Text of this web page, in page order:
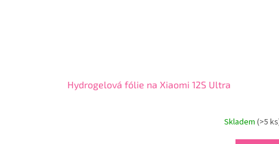
Hydrogelová fólie na Xiaomi 12S Ultra
Skladem(>5